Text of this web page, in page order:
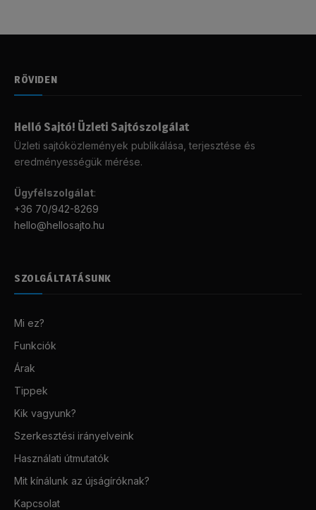
RÖVIDEN
Helló Sajtó! Üzleti Sajtószolgálat
Üzleti sajtóközlemények publikálása, terjesztése és
eredményességük mérése.
Ügyfélszolgálat:
+36 70/942-8269
hello@hellosajto.hu
SZOLGÁLTATÁSUNK
Mi ez?
Funkciók
Árak
Tippek
Kik vagyunk?
Szerkesztési irányelveink
Használati útmutatók
Mit kínálunk az újságíróknak?
Kapcsolat